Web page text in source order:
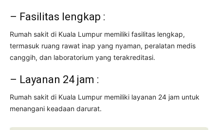
– Fasilitas lengkap :
Rumah sakit di Kuala Lumpur memiliki fasilitas lengkap,
termasuk ruang rawat inap yang nyaman, peralatan medis
canggih, dan laboratorium yang terakreditasi.
– Layanan 24 jam :
Rumah sakit di Kuala Lumpur memiliki layanan 24 jam untuk
menangani keadaan darurat.